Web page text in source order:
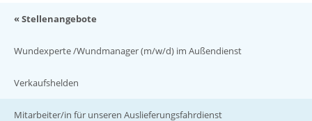
« Stellenangebote
Wundexperte /Wundmanager (m/w/d) im Außendienst
Verkaufshelden
Mitarbeiter/in für unseren Auslieferungsfahrdienst